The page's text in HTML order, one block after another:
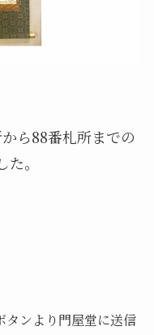
ら88番札所までの
。
ンより門屋堂に送信